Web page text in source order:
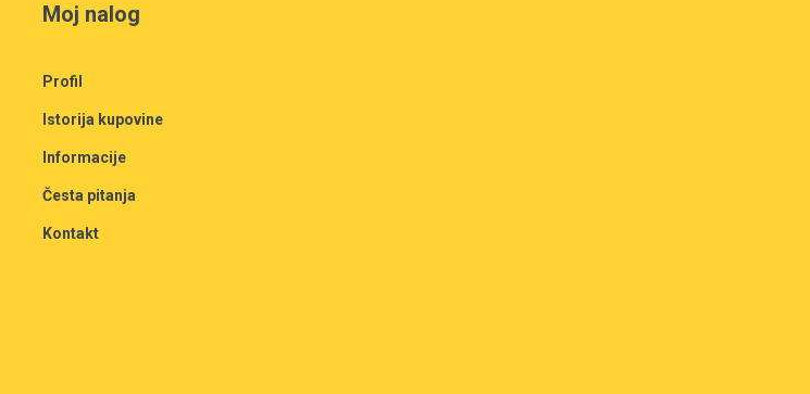
Moj nalog
Profil
Istorija kupovine
Informacije
Česta pitanja
Kontakt